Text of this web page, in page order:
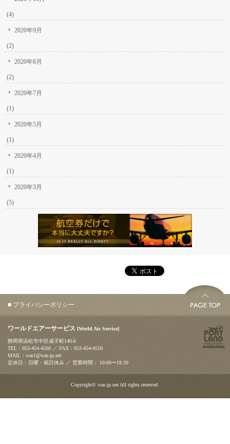
(4)
2020年9月
(2)
2020年8月
(2)
2020年7月
(1)
2020年5月
(1)
2020年4月
(1)
2020年3月
(5)
■ プライバシーポリシー
ワールドエアーサービス [World Air Service]
静岡県浜松市中区成子町140-6
TEL：053-454-4500 ／ FAX：053-454-4510
MAIL： was1@was-jp.net
定休日：日曜・祝日休み ／ 営業時間： 10:00〜18:30
Copyright© was-jp.net All rights reserved.